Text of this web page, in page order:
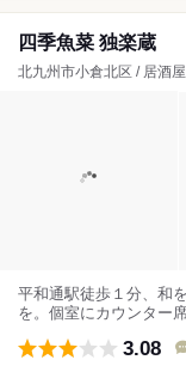
四季魚菜 独楽蔵
北九州市小倉北区 / 居酒
平和通駅徒歩１分、和
を。個室にカウンター
3.08